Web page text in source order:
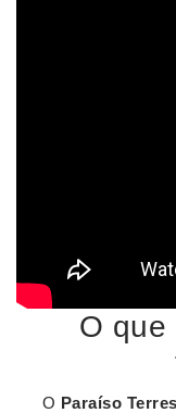
O que
O Paraíso